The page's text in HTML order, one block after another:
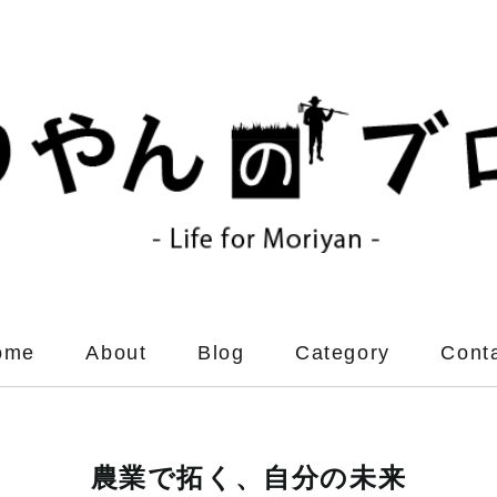
About Blog Category
農業で拓く、自分の未来